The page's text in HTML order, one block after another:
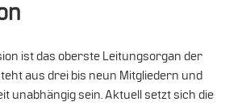
ist das oberste Leitungsorgan der
aus drei bis neun Mitgliedern und
unabhängig sein. Aktuell setzt sich die